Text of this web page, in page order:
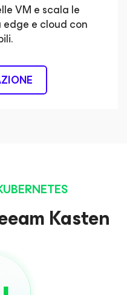
VM e scala le
e cloud con
Kasten